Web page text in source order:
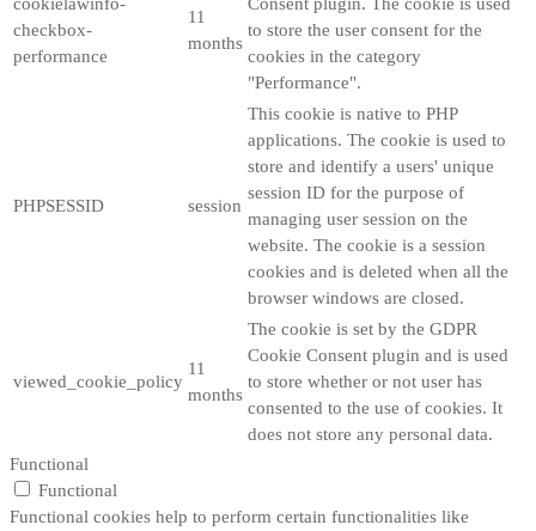
checkbox-
performance
11
months
to store the user consent for the
cookies in the category
"Performance".
PHPSESSID session
This cookie is native to PHP
applications. The cookie is used to
store and identify a users' unique
session ID for the purpose of
managing user session on the
website. The cookie is a session
cookies and is deleted when all the
browser windows are closed.
viewed_cookie_policy
11
months
The cookie is set by the GDPR
Cookie Consent plugin and is used
to store whether or not user has
consented to the use of cookies. It
does not store any personal data.
Functional
Functional
Functional cookies help to perform certain functionalities like